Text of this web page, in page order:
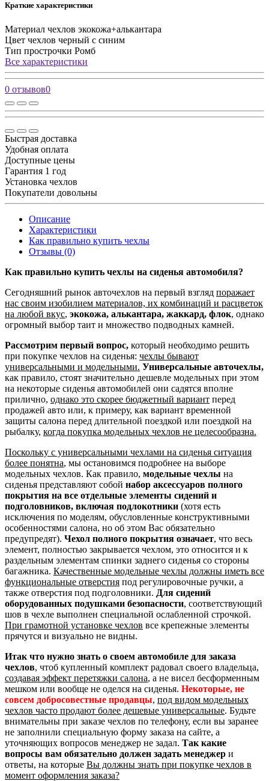
Краткие характеристики
Материал чехлов экокожа+алькантара
Цвет чехлов черный с синим
Тип прострочки Ромб
Все характеристики
0 отзывов0
Быстрая доставка
Удобная оплата
Доступные цены
Гарантия 1 год
Установка чехлов
Покупатели довольны
Описание
Характеристики
Как правильно купить чехлы
Отзывы (0)
Как правильно купить чехлы на сиденья автомобиля?
Сегодняшний рынок авточехлов на первый взгляд поражает
нас своим изобилием материалов, их комбинаций и расцветок
на любой вкус, экокожа, алькантара, жаккард, флок, однако
огромный выбор таит и множество подводных камней.
Рассмотрим первый вопрос, который необходимо решить
при покупке чехлов на сиденья: чехлы бывают
универсальными и модельными. Универсальные авточехлы,
как правило, стоят значительно дешевле модельных при этом
на некоторые сиденья автомобилей они садятся вполне
прилично, однако это скорее бюджетный вариант перед
продажей авто или, к примеру, как вариант временной
защиты салона перед длительной поездкой или поездкой на
рыбалку, когда покупка модельных чехлов не целесообразна.
Поскольку с универсальными чехлами на сиденья ситуация
более понятна, мы остановимся подробнее на выборе
модельных чехлов. Как правило, модельные чехлы на
сиденья представляют собой набор аксессуаров полного
покрытия на все отдельные элементы сидений и
подголовников, включая подлокотники (хотя есть
исключения по моделям, обусловленные конструктивными
особенностями салона, но об этом Вас обязательно
предупредят). Чехол полного покрытия означает, что весь
элемент, полностью закрывается чехлом, это относится и к
раздельным элементам спинки заднего сиденья со стороны
багажника. Качественные модельные чехлы должны иметь все
функциональные отверстия под регулировочные ручки, а
также отверстия под подголовники. Для сидений
оборудованных подушками безопасности, соответствующий
шов в чехле выполнен специальной ослабленной строчкой.
При грамотной установке чехлов все крепежные элементы
прячутся и визуально не видны.
Итак что нужно знать о своем автомобиле для заказа
чехлов, чтоб купленный комплект радовал своего владельца,
создавая эффект перетяжки салона, а не висел бесформенным
мешком или вообще не оделся на сиденья. Некоторые, не
совсем добросовестные продавцы, под видом модельных
чехлов часто продают более дешевые универсальные. Будьте
внимательны при заказе чехлов по телефону, если вы заранее
не заполнили специальную форму заказа на сайте, а
уточняющих вопросов менеджер не задал. Так какие
вопросы вам обязательно должен задать менеджер и
ответы, на которые Вы должны знать при покупке чехлов в
момент оформления заказа?